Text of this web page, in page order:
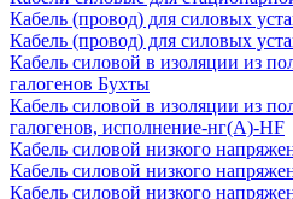
Кабель (провод) для силовых
Кабель (провод) для силовых
Кабель силовой в изоляции из
галогенов Бухты
Кабель силовой в изоляции из
галогенов, исполнение-нг(А)-HF
Кабель силовой низкого
Кабель силовой низкого
Кабель силовой низкого